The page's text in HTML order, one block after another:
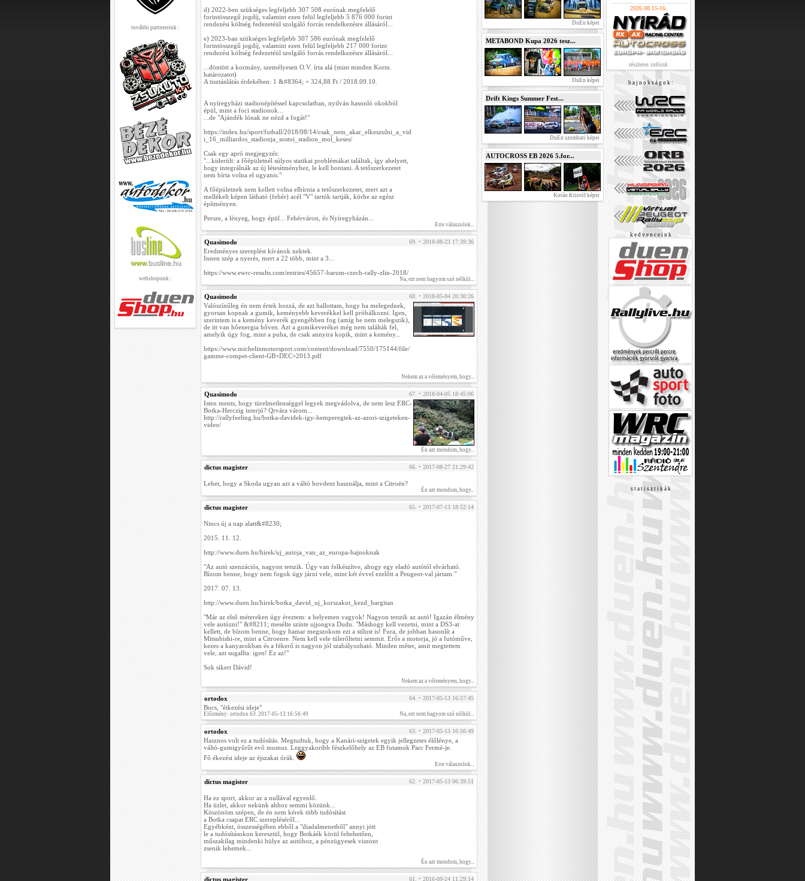
további partnereink :
webshopunk :
d) 2022-ben szükséges legfeljebb 307 508 eurónak megfelelő
forintösszegű jogdíj, valamint ezen felül legfeljebb 5 876 000 forint
rendezési költség fedezetéül szolgáló forrás rendelkezésre állásáról...
e) 2023-ban szükséges legfeljebb 307 586 eurónak megfelelő
forintösszegű jogdíj, valamint ezen felül legfeljebb 217 000 forint
rendezési költség fedezetéül szolgáló forrás rendelkezésre állásáról...
...döntött a kormány, személyesen O.V. írta alá (mint minden Korm.
határozatot)
A tisztánlátás érdekében: 1 &#8364; = 324,88 Ft / 2018.09.10.
A nyíregyházi stadionépítéssel kapcsolatban, nyilván hasonló okokból
épül, mint a foci stadionok...
...de "Ajándék lónak ne nézd a fogát!"
https://index.hu/sport/futball/2018/08/14/csak_nem_akar_elkeszulni_a_vid
i_16_milliardos_stadionja_sostoi_stadion_mol_keses/
Csak egy apró megjegyzés:
"...kiderült: a főépületnél súlyos statikai problémákat találtak, így ahelyett,
hogy integrálnák az új létesítményhez, le kell bontani. A tetőszerkezetet
nem bírta volna el ugyanis."
A főépületnek nem kellett volna elbírnia a tetőszerkezetet, mert azt a
mellékelt képen látható (fehér) acél "V" tartók tartják, körbe az egész
építményen.
Persze, a lényeg, hogy épül... Fehérváron, és Nyíregyházán...
Erre válaszolok...
Quasimodo 69. • 2018-08-23 17:39:36
Eredményes szereplést kívánok nektek.
Innen szép a nyerés, mert a 22 több, mint a 3...
https://www.ewrc-results.com/entries/45657-barum-czech-rally-zlin-2018/
Na, ezt nem hagyom szó nélkül...
Quasimodo 68. • 2018-05-04 20:30:26
Valószínűleg én nem értek hozzá, de azt hallottam, hogy ha melegednek,
gyorsan kopnak a gumik, keményebb keverékkel kell próbálkozni. Igen,
szerintem is a kemény keverék gyengébben fog (amíg be nem melegszik),
de itt van hőenergia bőven. Azt a gumikeveréket még nem találták fel,
amelyik úgy fog, mint a puha, de csak annyira kopik, mint a kemény...
https://www.michelinmotorsport.com/content/download/7550/175144/file/
gamme-compet-client-GB+DEC+2013.pdf
Nekem az a véleményem, hogy...
Quasimodo 67. • 2018-04-05 18:45:06
Isten ments, hogy türelmetlenséggel legyek megvádolva, de nem lesz ERC-
Botka-Herczig interjú? Qrvára várom...
http://rallyfeeling.hu/botka-davidek-igy-hemperegtek-az-azori-szigeteken-
video/
Én azt mondom, hogy...
dictus magister 66. • 2017-08-27 21:29:42
Lehet, hogy a Skoda ugyan azt a váltó bovdent használja, mint a Citroën?
Én azt mondom, hogy...
dictus magister 65. • 2017-07-13 18:52:14
Nincs új a nap alatt&#8230;
2015. 11. 12.
http://www.duen.hu/hirek/uj_autoja_van_az_europa-bajnoknak
"Az autó szenzációs, nagyon tetszik. Úgy van felkészítve, ahogy egy eladó autótól elvárható.
Bízom benne, hogy nem fogok úgy járni vele, mint két évvel ezelőtt a Peugeot-val jártam."
2017. 07. 13.
http://www.duen.hu/hirek/botka_david_uj_korszakot_kezd_hargitan
"Már az első métereken úgy éreztem: a helyemen vagyok! Nagyon tetszik az autó! Igazán élmény
vele autózni!" &#8211; mesélte szinte ujjongva Dudu. "Máshogy kell vezetni, mint a DS3-at
kellett, de bízom benne, hogy hamar megszokom ezt a stílust is! Fura, de jobban hasonlít a
Mitsubishi-re, mint a Citroenre. Nem kell vele túlerőltetni semmit. Erős a motorja, jó a futóműve,
kezes a kanyarokban és a fékerő is nagyon jól szabályozható. Minden méter, amit megtettem
vele, azt sugallta: igen! Ez az!"
Sok sikert Dávid!
Nekem az a véleményem, hogy...
ortodox 64. • 2017-05-13 16:57:45
Bocs, "étkezési ideje"
Előzmény: ortodox 63. 2017-05-13 16:56:49 Na, ezt nem hagyom szó nélkül...
ortodox 63. • 2017-05-13 16:56:49
Hasznos volt ez a tudósítás. Megtudtuk, hogy a Kanári-szigetek egyik jellegzetes élőlénye, a
váltó-gumigyűrűt evő mumus. Leggyakoribb fészkelőhely az EB futamok Parc Fermé-je.
Fő ékezési ideje az éjszakai órák.
Erre válaszolok...
dictus magister 62. • 2017-05-13 06:39:51
Ha ez sport, akkor az a nullával egyenlő.
Ha üzlet, akkor nekünk ahhoz semmi közünk...
Köszönöm szépen, de én nem kérek több tudósítást
a Botka csapat ERC szerepléséről...
Egyébként, összességében ebből a "diadalmenetből" annyi jött
le a tudósításokon keresztül, hogy Botkáék körül feltehetően,
műszakilag mindenki hülye az autóhoz, a pénzügyesek viszont
zsenik lehetnek...
Én azt mondom, hogy...
dictus magister 61. • 2016-09-24 11:29:14
DuEn képei
METABOND Kupa 2026 tesz...
DuEn képei
Drift Kings Summer Fest...
DuEn szombati képei
AUTOCROSS EB 2026 5.for...
Kotán Kristóf képei
2026.08.15-16.
részletes infóink
b a j n o k s á g o k :
k e d v e n c e i n k
s t a t i s z t i k á k